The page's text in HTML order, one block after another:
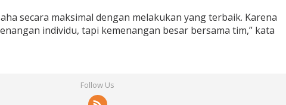
secara maksimal dengan melakukan yang terbaik. Karena
individu, tapi kemenangan besar bersama tim,” kata
Follow Us